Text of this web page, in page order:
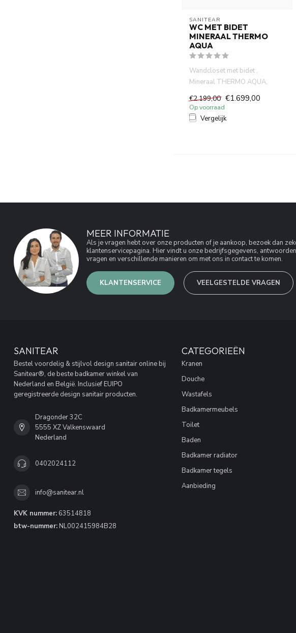
SANITEAR
WC MET BIDET
MINERAAL THERMO
AQUA
Wandcloset met bidet ,
Mineraal THERMO AQUA,
THERMOSTATISCHE
wandcloset met bi...
€2.199,00 €1.699,00
Op voorraad
Vergelijk
MEER INFORMATIE
Als je vragen hebt over onze producten of je aankoop, bezoek dan
klantenservicepagina. Hier vindt u onze bedrijfsgegevens,
vragen en verschillende manieren om met ons in contact te komen.
KLANTENSERVICE VEELGESTELDE VRAGEN
SANITEAR
Bestel voordelig & stijlvol design sanitair online bij
Sanitear®, de beste badkamer winkel van
Nederland en België. Inclusief EUIPO
geregistreerde design sanitair producten.
Dragonder 32C
5555 XZ Valkenswaard
Nederland
0402024112
info@sanitear.nl
KVK nummer: 63514818
btw-nummer: NL002415984B28
CATEGORIEËN
Kranen
Douche
Wastafels
Badkamermeubels
Toilet
Baden
Badkamer radiator
Badkamer tegels
Aanbieding